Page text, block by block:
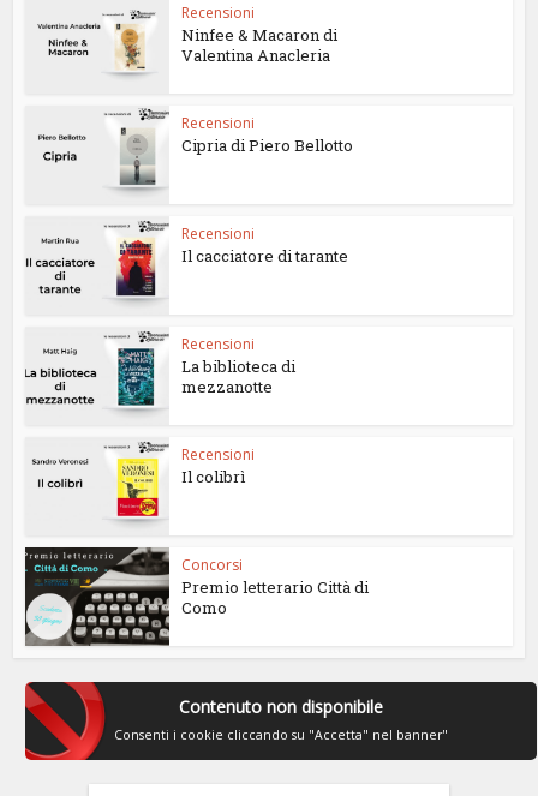
Recensioni
Ninfee & Macaron di
Valentina Anacleria
Recensioni
Cipria di Piero Bellotto
Recensioni
Il cacciatore di tarante
Recensioni
La biblioteca di
mezzanotte
Recensioni
Il colibrì
Concorsi
Premio letterario Città di
Como
Contenuto non disponibile
Consenti i cookie cliccando su "Accetta" nel banner"